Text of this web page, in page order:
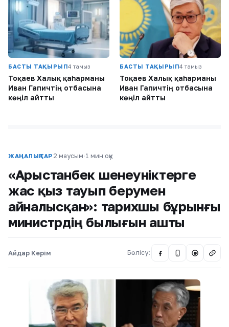
БАСТЫ ТАҚЫРЫП4 тамыз
Тоқаев Халық қаһарманы
Иван Гапичтің отбасына
көңіл айтты
БАСТЫ ТАҚЫРЫП4 тамыз
Тоқаев Халық қаһарманы
Иван Гапичтің отбасына
көңіл айтты
ЖАҢАЛЫҚТАР 2 маусым·1 мин оқу
«Арыстанбек шенеуніктерге
жас қыз тауып берумен
айналысқан»: тарихшы бұрынғы
министрдің былығын ашты
Айдар Керім Бөлісу: @